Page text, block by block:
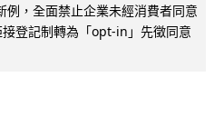
例，全面禁止企業未經消費者同意
登記制轉為「opt-in」先徵同意